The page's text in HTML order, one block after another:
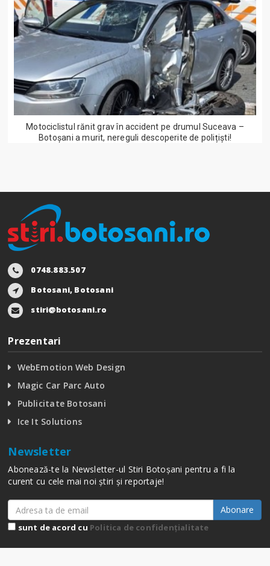
Motociclistul rănit grav în accident pe drumul Suceava –
Botoșani a murit, nereguli descoperite de polițiști!
0748.883.507
Botosani, Botosani
stiri@botosani.ro
Prezentari
WebEmotion Web Design
Magic Car Parc Auto
Publicitate Botosani
Ice It Solutions
Newsletter
Abonează-te la Newsletter-ul Stiri Botoșani pentru a fi la
curent cu cele mai noi știri și reportaje!
Abonare
sunt de acord cu Politica de confidențialitate